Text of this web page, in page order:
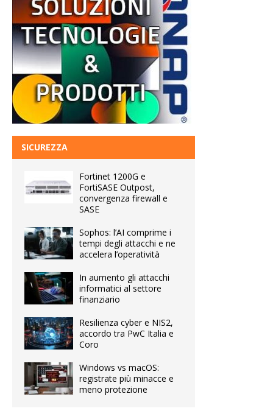
SICUREZZA
Fortinet 1200G e
FortiSASE Outpost,
convergenza firewall e
SASE
Sophos: l’AI comprime i
tempi degli attacchi e ne
accelera l’operatività
In aumento gli attacchi
informatici al settore
finanziario
Resilienza cyber e NIS2,
accordo tra PwC Italia e
Coro
Windows vs macOS:
registrate più minacce e
meno protezione